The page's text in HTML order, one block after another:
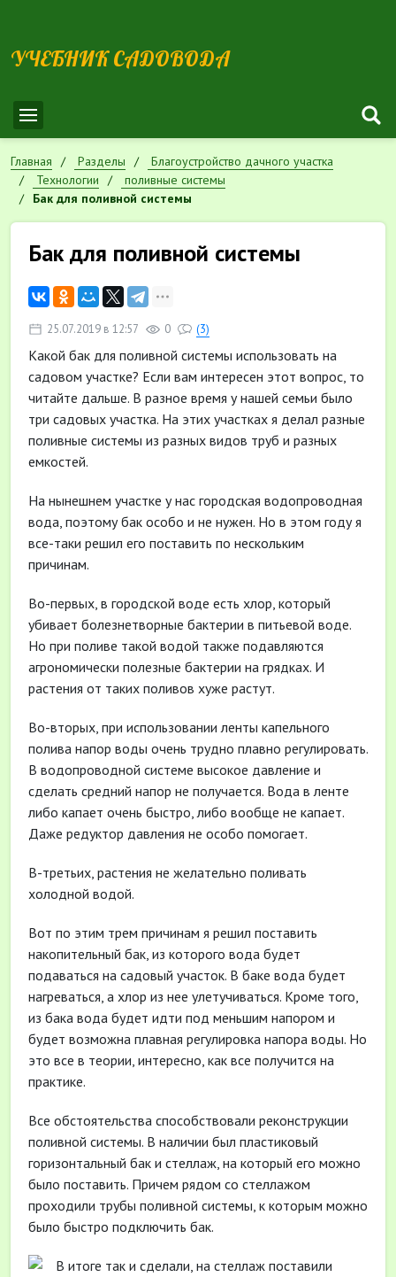
УЧЕБНИК САДОВОДА
Главная Разделы
Благоустройство дачного участка
Технологии
поливные системы
Бак для поливной системы
Бак для поливной системы
25.07.2019 в 12:57 0 (3)
Какой бак для поливной системы использовать на
садовом участке? Если вам интересен этот вопрос, то
читайте дальше. В разное время у нашей семьи было
три садовых участка. На этих участках я делал разные
поливные системы из разных видов труб и разных
емкостей.
На нынешнем участке у нас городская водопроводная
вода, поэтому бак особо и не нужен. Но в этом году я
все-таки решил его поставить по нескольким
причинам.
Во-первых, в городской воде есть хлор, который
убивает болезнетворные бактерии в питьевой воде.
Но при поливе такой водой также подавляются
агрономически полезные бактерии на грядках. И
растения от таких поливов хуже растут.
Во-вторых, при использовании ленты капельного
полива напор воды очень трудно плавно регулировать.
В водопроводной системе высокое давление и
сделать средний напор не получается. Вода в ленте
либо капает очень быстро, либо вообще не капает.
Даже редуктор давления не особо помогает.
В-третьих, растения не желательно поливать
холодной водой.
Вот по этим трем причинам я решил поставить
накопительный бак, из которого вода будет
подаваться на садовый участок. В баке вода будет
нагреваться, а хлор из нее улетучиваться. Кроме того,
из бака вода будет идти под меньшим напором и
будет возможна плавная регулировка напора воды. Но
это все в теории, интересно, как все получится на
практике.
Все обстоятельства способствовали реконструкции
поливной системы. В наличии был пластиковый
горизонтальный бак и стеллаж, на который его можно
было поставить. Причем рядом со стеллажом
проходили трубы поливной системы, к которым можно
было быстро подключить бак.
В итоге так и сделали, на стеллаж поставили